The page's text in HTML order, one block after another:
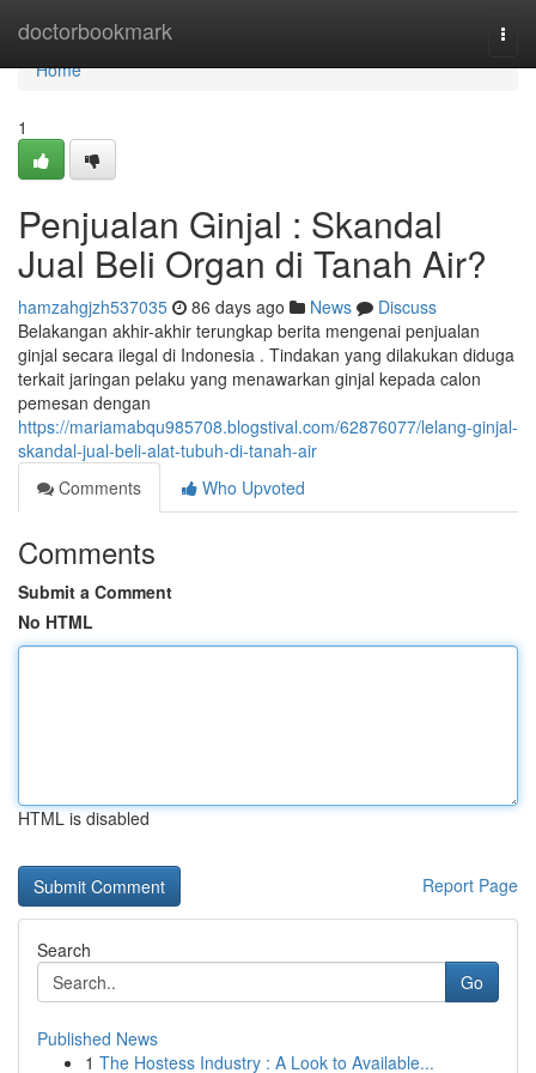
doctorbookmark
Home
Home
1
Penjualan Ginjal : Skandal
Jual Beli Organ di Tanah Air?
hamzahgjzh537035 86 days ago News
Discuss
Belakangan akhir-akhir terungkap berita mengenai penjualan
ginjal secara ilegal di Indonesia . Tindakan yang dilakukan diduga
terkait jaringan pelaku yang menawarkan ginjal kepada calon
pemesan dengan
https://mariamabqu985708.blogstival.com/62876077/lelang-ginjal-
skandal-jual-beli-alat-tubuh-di-tanah-air
Comments
Who Upvoted
Comments
Submit a Comment
No HTML
HTML is disabled
Report Page
Search
Go
Published News
1 The Hostess Industry : A Look to Available...